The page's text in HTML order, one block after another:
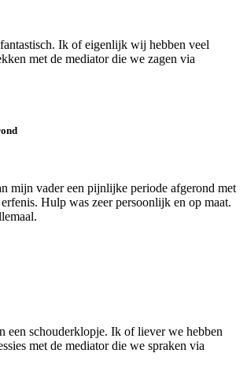
Ik of eigenlijk wij hebben veel
met de mediator die we zagen via
mijn vader een pijnlijke periode afgerond met
Hulp was zeer persoonlijk en op maat.
een schouderklopje. Ik of liever we hebben
met de mediator die we spraken via